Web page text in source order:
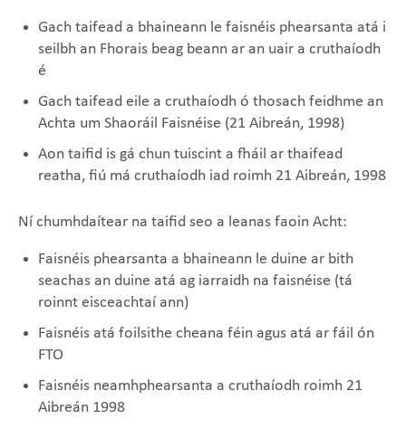
Gach taifead a bhaineann le faisnéis phearsanta atá i
seilbh an Fhorais beag beann ar an uair a cruthaíodh
é
Gach taifead eile a cruthaíodh ó thosach feidhme an
Achta um Shaoráil Faisnéise (21 Aibreán, 1998)
Aon taifid is gá chun tuiscint a fháil ar thaifead
reatha, fiú má cruthaíodh iad roimh 21 Aibreán, 1998
Ní chumhdaítear na taifid seo a leanas faoin Acht:
Faisnéis phearsanta a bhaineann le duine ar bith
seachas an duine atá ag iarraidh na faisnéise (tá
roinnt eisceachtaí ann)
Faisnéis atá foilsithe cheana féin agus atá ar fáil ón
FTO
Faisnéis neamhphearsanta a cruthaíodh roimh 21
Aibreán 1998